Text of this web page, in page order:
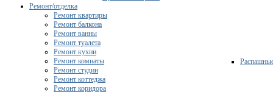
Ремонт/отделка
Ремонт квартиры
Ремонт балкона
Ремонт ванны
Ремонт туалета
Ремонт кухни
Ремонт комнаты
Ремонт студии
Ремонт коттеджа
Ремонт коридора